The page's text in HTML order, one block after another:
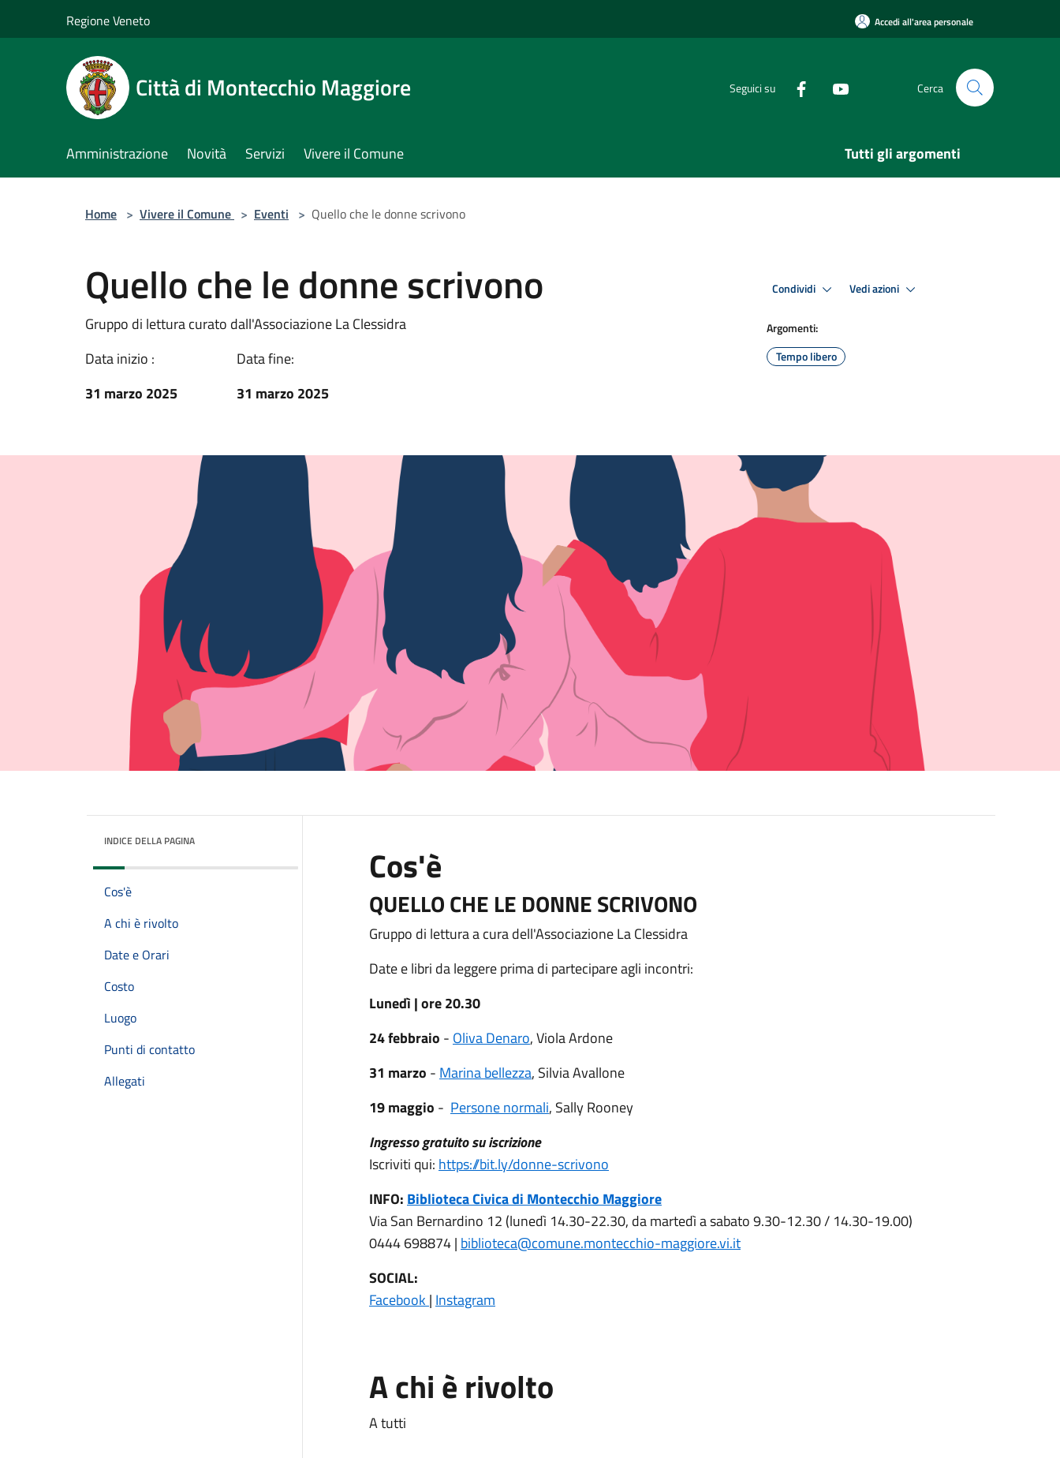
Regione Veneto Accedi all'area personale
Città di Montecchio Maggiore Seguici su Cerca
Amministrazione Novità Servizi Vivere il Comune Tutti gli argomenti
Home > Vivere il Comune > Eventi > Quello che le donne scrivono
Quello che le donne scrivono
Gruppo di lettura curato dall'Associazione La Clessidra
Data inizio :
31 marzo 2025
Data fine:
31 marzo 2025
Condividi Vedi azioni
Argomenti:
Tempo libero
INDICE DELLA PAGINA
Cos'è
A chi è rivolto
Date e Orari
Costo
Luogo
Punti di contatto
Allegati
Cos'è
QUELLO CHE LE DONNE SCRIVONO
Gruppo di lettura a cura dell'Associazione La Clessidra
Date e libri da leggere prima di partecipare agli incontri:
Lunedì | ore 20.30
24 febbraio - Oliva Denaro, Viola Ardone
31 marzo - Marina bellezza, Silvia Avallone
19 maggio - Persone normali, Sally Rooney
Ingresso gratuito su iscrizione
Iscriviti qui: https://bit.ly/donne-scrivono
INFO: Biblioteca Civica di Montecchio Maggiore
Via San Bernardino 12 (lunedì 14.30-22.30, da martedì a sabato 9.30-12.30 / 14.30-19.00)
0444 698874 | biblioteca@comune.montecchio-maggiore.vi.it
SOCIAL:
Facebook | Instagram
A chi è rivolto
A tutti